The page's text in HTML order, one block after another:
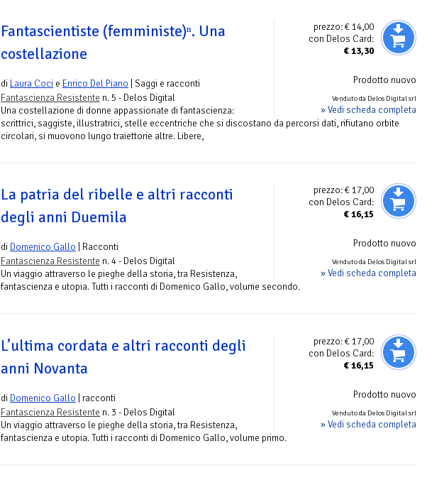
prezzo:€ 14,00
con Delos Card:
€13,30
Prodotto nuovo
Venduto da Delos Digital srl
» Vedi scheda completa
Fantascientiste (femministe)ⁿ. Una
costellazione
di Laura Coci e Enrico Del Piano | Saggi e racconti
Fantascienza Resistente n. 5 - Delos Digital
Una costellazione di donne appassionate di fantascienza:
scrittrici, saggiste, illustratrici, stelle eccentriche che si discostano da percorsi dati, rifiutano orbite
circolari, si muovono lungo traiettorie altre. Libere,
prezzo:€ 17,00
con Delos Card:
€16,15
Prodotto nuovo
Venduto da Delos Digital srl
» Vedi scheda completa
La patria del ribelle e altri racconti
degli anni Duemila
di Domenico Gallo | Racconti
Fantascienza Resistente n. 4 - Delos Digital
Un viaggio attraverso le pieghe della storia, tra Resistenza,
fantascienza e utopia. Tutti i racconti di Domenico Gallo, volume secondo.
prezzo:€ 17,00
con Delos Card:
€16,15
Prodotto nuovo
Venduto da Delos Digital srl
» Vedi scheda completa
L’ultima cordata e altri racconti degli
anni Novanta
di Domenico Gallo | racconti
Fantascienza Resistente n. 3 - Delos Digital
Un viaggio attraverso le pieghe della storia, tra Resistenza,
fantascienza e utopia. Tutti i racconti di Domenico Gallo, volume primo.